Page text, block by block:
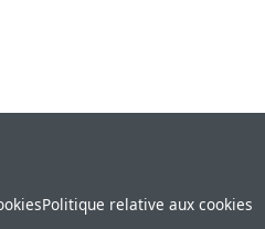
Politique relative aux cookies